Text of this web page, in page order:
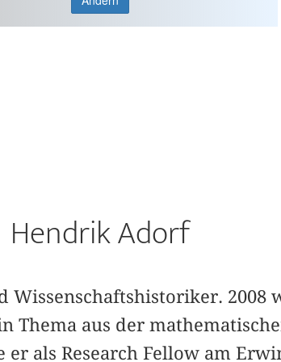
Hendrik Adorf
Wissenschaftshistoriker. 2008
Thema aus der
als Research Fellow am